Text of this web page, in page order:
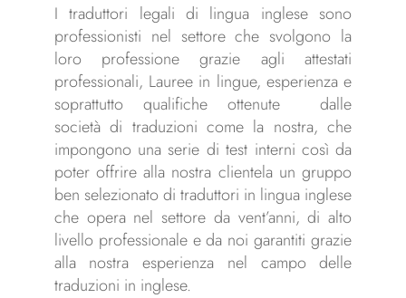
I traduttori legali di lingua inglese sono
professionisti nel settore che svolgono la
loro professione grazie agli attestati
professionali, Lauree in lingue, esperienza e
soprattutto qualifiche ottenute dalle
società di traduzioni come la nostra, che
impongono una serie di test interni così da
poter offrire alla nostra clientela un gruppo
ben selezionato di traduttori in lingua inglese
che opera nel settore da vent’anni, di alto
livello professionale e da noi garantiti grazie
alla nostra esperienza nel campo delle
traduzioni in inglese.